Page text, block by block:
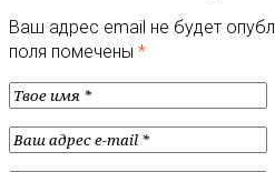
Ваш адрес email не будет
поля помечены *